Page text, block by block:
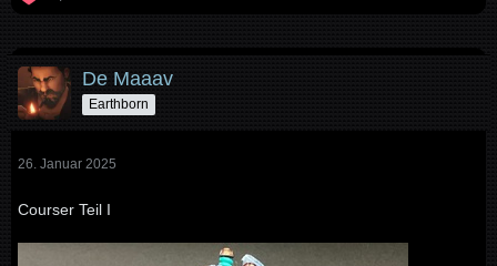
De Maaav
Earthborn
26. Januar 2025
Courser Teil I